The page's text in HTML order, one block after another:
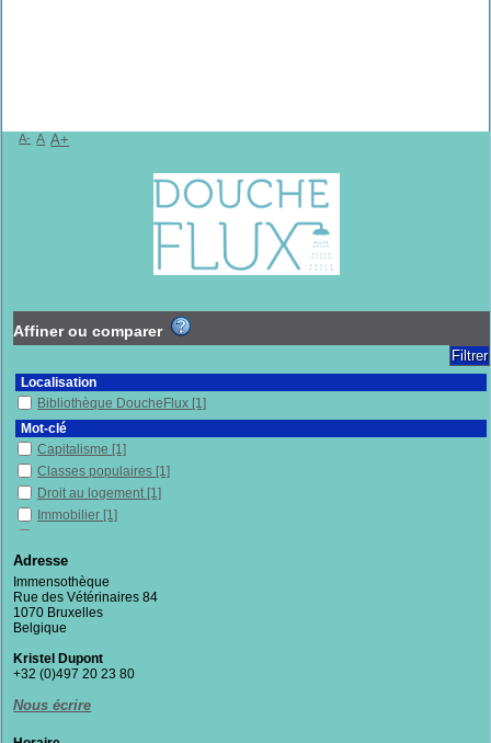
A- A A+
Affiner ou comparer
Localisation
Bibliothèque DoucheFlux [1]
Mot-clé
Capitalisme [1]
Classes populaires [1]
Droit au logement [1]
Immobilier [1]
Logement
Logements sociaux
Lutte de classes[1]
Néolibéralisme
Politique publique
Propriété privée
Racisme
Adresse
Immensothèque
Rue des Vétérinaires 84
1070 Bruxelles
Belgique
Kristel Dupont
+32 (0)497 20 23 80
Nous écrire